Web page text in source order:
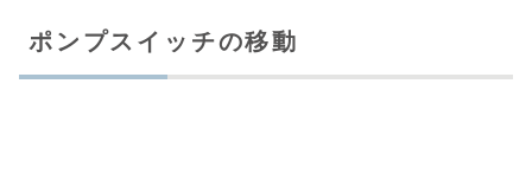
ポンプスイッチの移動